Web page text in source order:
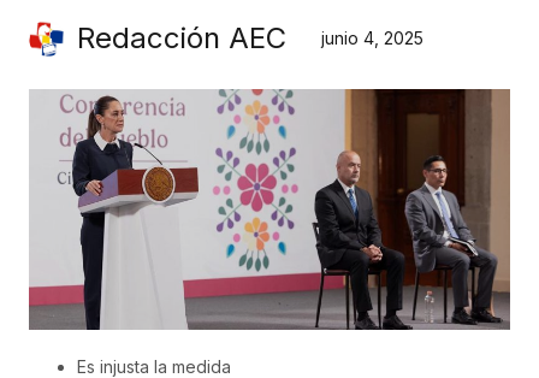
Redacción AEC junio 4, 2025
Es injusta la medida